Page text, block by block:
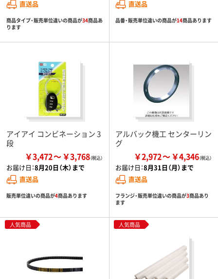
直送品
商品タイプ・販売単位違いの商品が34商品あ
ります
直送品
品番・販売単位違いの商品が14商品あります
アイアイ コンビネーション 3
段
￥3,472 ￥3,768
お届け日：8月20日（木）まで
直送品
販売単位違いの商品が4商品あります
アルバック機工 センターリン
グ
￥2,972 ￥4,346
お届け日：8月31日（月）まで
直送品
フランジ・販売単位違いの商品が3商品あり
ます
人気商品 人気商品